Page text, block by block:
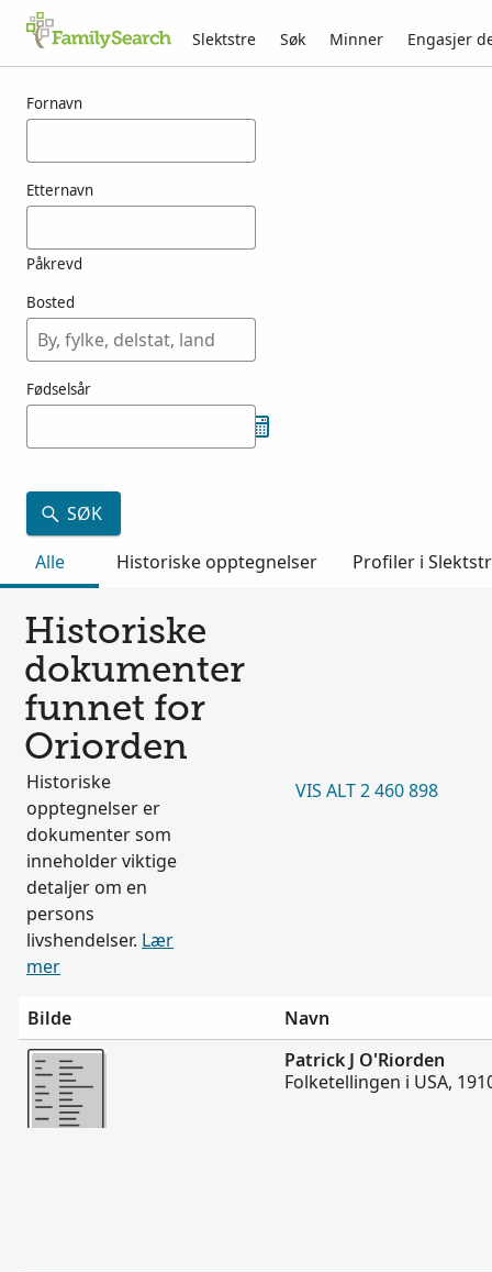
Slektstre Søk Minner Engasjer
Fornavn
Etternavn
Påkrevd
Bosted
Fødselsår
SØK
Alle
Historiske opptegnelser Profiler i
Historiske
dokumenter
funnet for
Oriorden
Historiske
opptegnelser er
dokumenter som
inneholder viktige
detaljer om en
persons
livshendelser. Lær
mer
VIS ALT 2 460 898
Bilde
Navn
Flere
Patrick J O'Riorden
Folketellingen i USA,